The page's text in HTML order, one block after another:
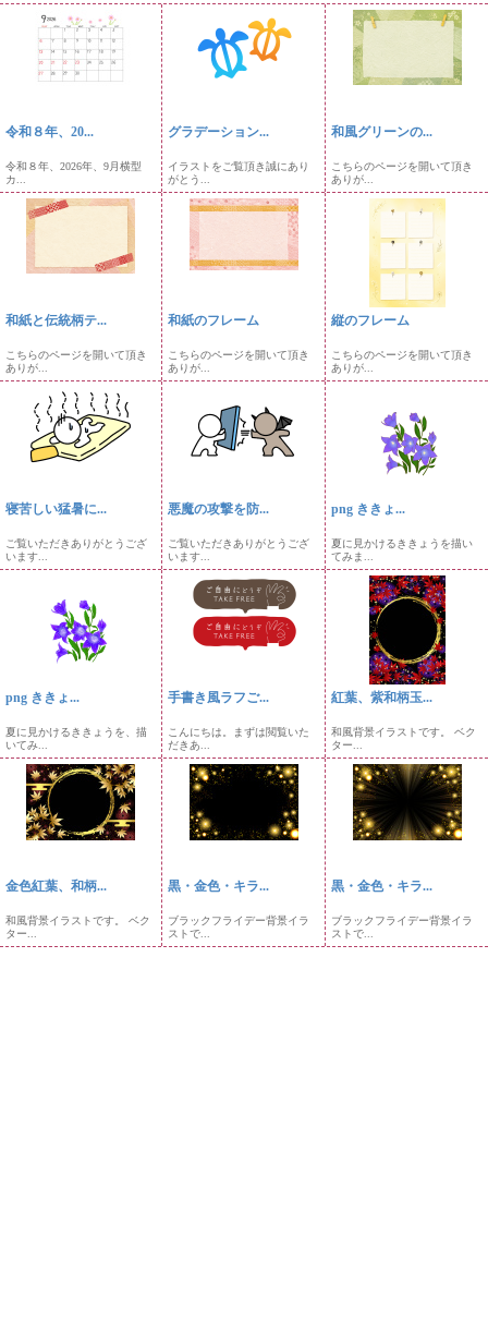
令和８年、20...
令和８年、2026年、9月横型
カ...
グラデーション...
イラストをご覧頂き誠にあり
がとう...
和風グリーンの...
こちらのページを開いて頂き
ありが...
和紙と伝統柄テ...
こちらのページを開いて頂き
ありが...
和紙のフレーム
こちらのページを開いて頂き
ありが...
縦のフレーム
こちらのページを開いて頂き
ありが...
寝苦しい猛暑に...
ご覧いただきありがとうござ
います...
悪魔の攻撃を防...
ご覧いただきありがとうござ
います...
png ききょ...
夏に見かけるききょうを描い
てみま...
png ききょ...
夏に見かけるききょうを、描
いてみ...
手書き風ラフご...
こんにちは。まずは閲覧いた
だきあ...
紅葉、紫和柄玉...
和風背景イラストです。 ベク
ター...
金色紅葉、和柄...
和風背景イラストです。 ベク
ター...
黒・金色・キラ...
ブラックフライデー背景イラ
ストで...
黒・金色・キラ...
ブラックフライデー背景イラ
ストで...